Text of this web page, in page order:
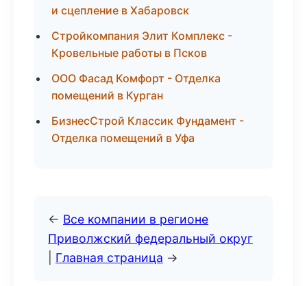
и сцепление в Хабаровск
Стройкомпания Элит Комплекс -
Кровельные работы в Псков
ООО Фасад Комфорт - Отделка
помещений в Курган
БизнесСтрой Классик Фундамент -
Отделка помещений в Уфа
← Все компании в регионе
Приволжский федеральный округ
Главная страница →